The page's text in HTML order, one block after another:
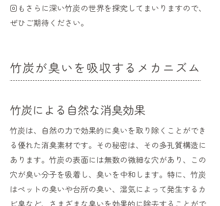
回もさらに深い竹炭の世界を探究してまいりますので、
ぜひご期待ください。
竹炭が臭いを吸収するメカニズム
竹炭による自然な消臭効果
竹炭は、自然の力で効果的に臭いを取り除くことができ
る優れた消臭素材です。その秘密は、その多孔質構造に
あります。竹炭の表面には無数の微細な穴があり、この
穴が臭い分子を吸着し、臭いを中和します。特に、竹炭
はペットの臭いや台所の臭い、湿気によって発生するカ